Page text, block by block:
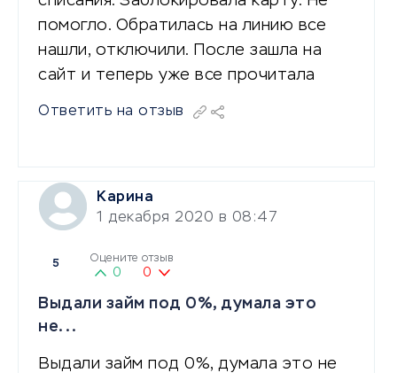
помогло. Обратилась на линию все
нашли, отключили. После зашла на
сайт и теперь уже все прочитала
Ответить на отзыв
Карина
1 декабря 2020 в 08:47
5 Оцените отзыв
0 0
Выдали займ под 0%, думала это
не...
Выдали займ под 0%, думала это не